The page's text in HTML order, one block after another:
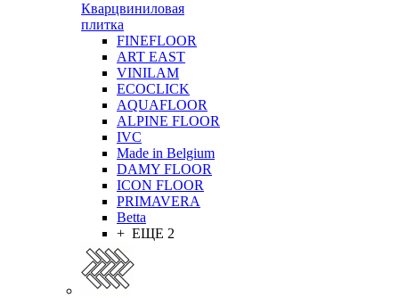
Кварцвиниловая
плитка
FINEFLOOR
ART EAST
VINILAM
ECOCLICK
AQUAFLOOR
ALPINE FLOOR
IVC
Made in Belgium
DAMY FLOOR
ICON FLOOR
PRIMAVERA
Betta
+ ЕЩЕ 2